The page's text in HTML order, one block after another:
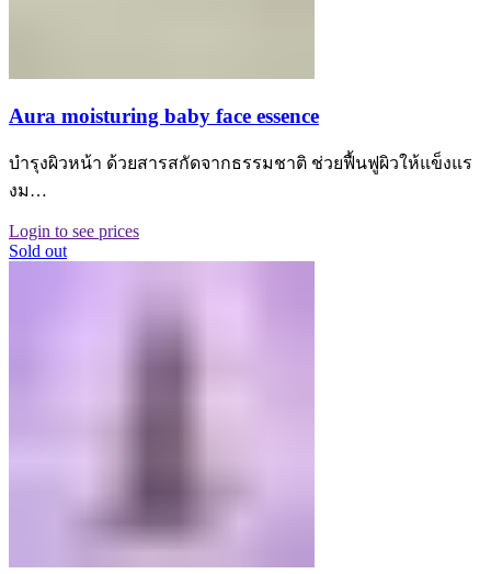
Aura moisturing baby face essence
บำรุงผิวหน้า ด้วยสารสกัดจากธรรมชาติ ช่วยฟื้นฟูผิวให้แข็งแร
งม…
Login to see prices
Sold out